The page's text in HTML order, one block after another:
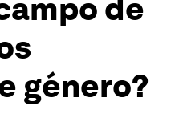
de
género?